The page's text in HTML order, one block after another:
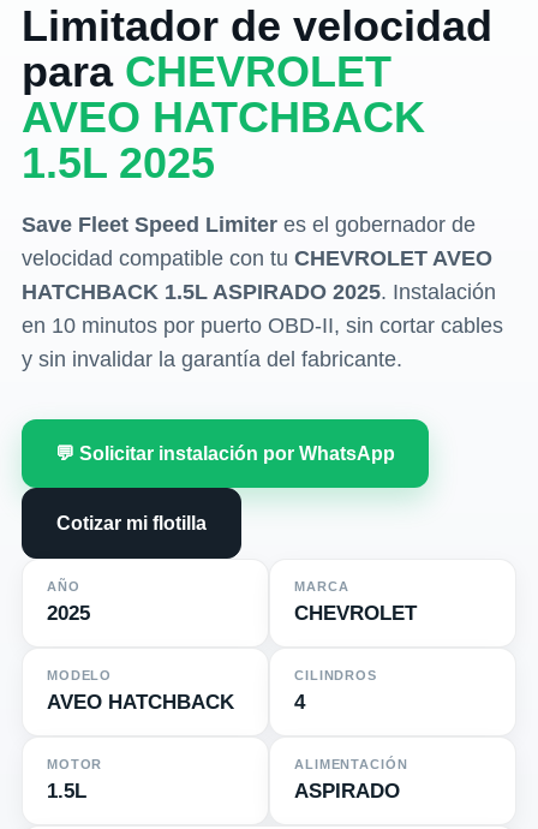
Limitador de velocidad
para CHEVROLET
AVEO HATCHBACK
1.5L 2025
Save Fleet Speed Limiteres el gobernador de
velocidad compatible con tu CHEVROLET AVEO
HATCHBACK 1.5L ASPIRADO 2025. Instalación
en 10 minutos por puerto OBD-II, sin cortar cables
y sin invalidar la garantía del fabricante.
💬 Solicitar instalación por WhatsApp
Cotizar mi flotilla
AÑO
2025
MARCA
CHEVROLET
MODELO
AVEO HATCHBACK
CILINDROS
4
MOTOR
1.5L
ALIMENTACIÓN
ASPIRADO